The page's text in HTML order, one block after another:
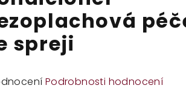
spreji
Podrobnosti hodnocení